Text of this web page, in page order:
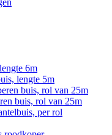
6m
lengte 5m
buis, rol van 25m
buis, rol van 25m
per rol